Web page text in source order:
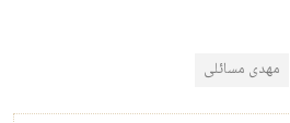
مهدی مسائلی